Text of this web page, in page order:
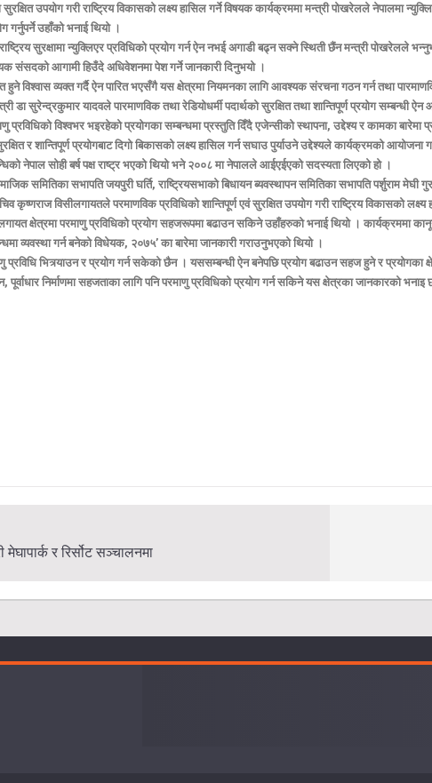
सुरक्षित उपयोग गरी राष्ट्रिय विकासको लक्ष्य हासिल गर्ने विषयक कार्यक्रममा मन्त्री पोखरेलले
गर्नुपर्ने उहाँको भनाई थियो ।
सुरक्षामा न्युक्लिएर प्रविधिको प्रयोग गर्न ऐन नभई अगाडी बढ्न सक्ने स्थिती छैंन मन्त्री
संसदको आगामी हिउँदे अधिवेशनमा पेश गर्ने जानकारी दिनुभयो ।
हुने विश्वास व्यक्त गर्दै ऐन पारित भएसँगै यस क्षेत्रमा नियमनका लागि आवश्यक संरचना गठन गर्न तथा
डा सुरेन्द्रकुमार यादवले पारमाणविक तथा रेडियोधर्मी पदार्थको सुरक्षित तथा शान्तिपूर्ण प्रयोग
विश्वभर भइरहेको प्रयोगका सम्बन्धमा प्रस्तुति दिँदै एजेन्सीको स्थापना, उद्देश्य र कामका बारेमा
र शान्तिपूर्ण प्रयोगबाट दिगो बिकासको लक्ष्य हासिल गर्न सघाउ पुर्याउने उद्देश्यले कार्यक्रमको
नेपाल सोही बर्ष पक्ष राष्ट्र भएको थियो भने २००८ मा नेपालले आईएईएको सदस्यता लिएको हो ।
समितिका सभापति जयपुरी घर्ति, राष्ट्रियसभाको बिधायन ब्यवस्थापन समितिका सभापति पर्शुराम
विसीलगायतले परमाणविक प्रविधिको शान्तिपूर्ण एवं सुरक्षित उपयोग गरी राष्ट्रिय विकासको
क्षेत्रमा परमाणु प्रविधिको प्रयोग सहजरूपमा बढाउन सकिने उहाँहरुको भनाई थियो । कार्यक्रममा
व्यवस्था गर्न बनेको विधेयक, २०७५’ का बारेमा जानकारी गराउनुभएको थियो ।
प्रविधि भित्र्याउन र प्रयोग गर्न सकेको छैन । यससम्बन्धी ऐन बनेपछि प्रयोग बढाउन सहज हुने र
पूर्वाधार निर्माणमा सहजताका लागि पनि परमाणु प्रविधिको प्रयोग गर्न सकिने यस क्षेत्रका जानकारको भनाइ
र रिर्सोट सञ्चालनमा